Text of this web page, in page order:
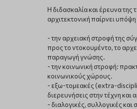
Η διδασκαλία και έρευνα της
αρχιτεκτονική παίρνει υπόψη
- την αρχειακή στροφή της
προς το ντοκουμέντο, το
παραγωγή γνώσης.
- την κοινωνική στροφή:
κοινωνικούς χώρους.
- εξω-τομεακές (extra-
διερευνήσεις στην τέχνη και
- διαλογικές, συλλογικές και